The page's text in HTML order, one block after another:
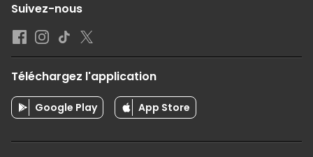
Suivez-nous
Téléchargez l'application
Google Play App Store